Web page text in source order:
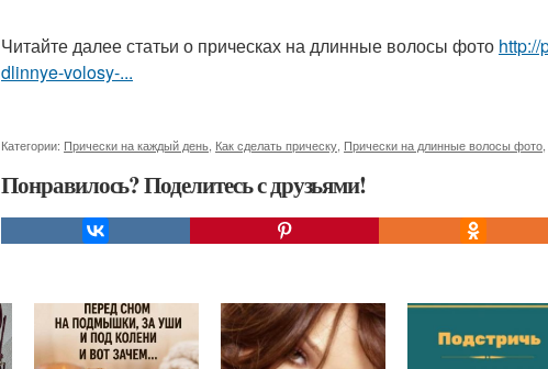
Читайте далее статьи о прическах на длинные волосы фото
dlinnye-volosy-...
Категории: Прически на каждый день Как сделать прическу Прически на длинные волосы фото
Понравилось? Поделитесь с друзьями!